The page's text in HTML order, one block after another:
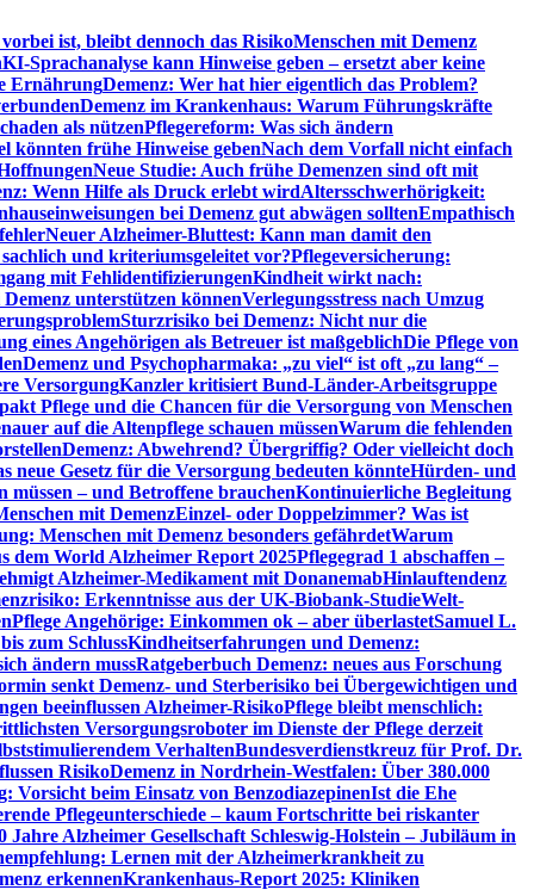
ist, bleibt dennoch das RisikoMenschen mit Demenz
KI-Sprachanalyse kann Hinweise geben – ersetzt aber keine
ErnährungDemenz: Wer hat hier eigentlich das Problem?
Demenz im Krankenhaus: Warum Führungskräfte
als nützenPflegereform: Was sich ändern
könnten frühe Hinweise gebenNach dem Vorfall nicht einfach
Neue Studie: Auch frühe Demenzen sind oft mit
Wenn Hilfe als Druck erlebt wirdAltersschwerhörigkeit:
bei Demenz gut abwägen solltenEmpathisch
Neuer Alzheimer-Bluttest: Kann man damit den
und kriteriumsgeleitet vor?Pflegeversicherung:
mit FehlidentifizierungenKindheit wirkt nach:
unterstützen könnenVerlegungsstress nach Umzug
Sturzrisiko bei Demenz: Nicht nur die
eines Angehörigen als Betreuer ist maßgeblichDie Pflege von
Demenz und Psychopharmaka: „zu viel“ ist oft „zu lang“ –
VersorgungKanzler kritisiert Bund-Länder-Arbeitsgruppe
Pflege und die Chancen für die Versorgung von Menschen
auf die Altenpflege schauen müssenWarum die fehlenden
Demenz: Abwehrend? Übergriffig? Oder vielleicht doch
neue Gesetz für die Versorgung bedeuten könnteHürden- und
– und Betroffene brauchenKontinuierliche Begleitung
mit DemenzEinzel- oder Doppelzimmer? Was ist
Menschen mit Demenz besonders gefährdetWarum
dem World Alzheimer Report 2025Pflegegrad 1 abschaffen –
Alzheimer-Medikament mit DonanemabHinlauftendenz
Erkenntnisse aus der UK-Biobank-StudieWelt-
Pflege Angehörige: Einkommen ok – aber überlastetSamuel L.
zum SchlussKindheitserfahrungen und Demenz:
ändern mussRatgeberbuch Demenz: neues aus Forschung
senkt Demenz- und Sterberisiko bei Übergewichtigen und
beeinflussen Alzheimer-RisikoPflege bleibt menschlich:
Versorgungsroboter im Dienste der Pflege derzeit
VerhaltenBundesverdienstkreuz für Prof. Dr.
RisikoDemenz in Nordrhein-Westfalen: Über 380.000
Vorsicht beim Einsatz von BenzodiazepinenIst die Ehe
Pflegeunterschiede – kaum Fortschritte bei riskanter
Jahre Alzheimer Gesellschaft Schleswig-Holstein – Jubiläum in
Lernen mit der Alzheimerkrankheit zu
erkennenKrankenhaus-Report 2025: Kliniken